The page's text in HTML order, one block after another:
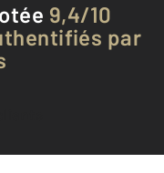
9,4/10
par